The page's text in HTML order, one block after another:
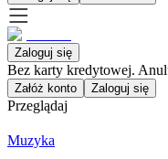
Zaloguj się
Bez karty kredytowej.
Załóż konto Zaloguj się
Przeglądaj
Muzyka